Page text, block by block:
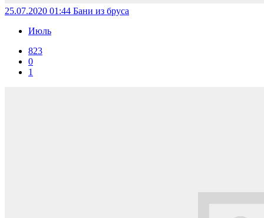
25.07.2020 01:44 Бани из бруса
Июль
823
0
1